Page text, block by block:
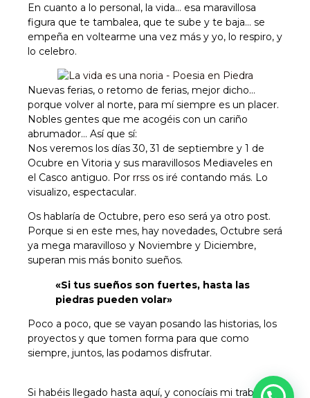
En cuanto a lo personal, la vida… esa maravillosa
figura que te tambalea, que te sube y te baja… se
empeña en voltearme una vez más y yo, lo respiro, y
lo celebro.
Nuevas ferias, o retomo de ferias, mejor dicho…
porque volver al norte, para mí siempre es un placer.
Nobles gentes que me acogéis con un cariño
abrumador… Así que sí:
Nos veremos los días 30, 31 de septiembre y 1 de
Ocubre en Vitoria y sus maravillosos Mediaveles en
el Casco antiguo. Por rrss os iré contando más. Lo
visualizo, espectacular.
Os hablaría de Octubre, pero eso será ya otro post.
Porque si en este mes, hay novedades, Octubre será
ya mega maravilloso y Noviembre y Diciembre,
superan mis más bonito sueños.
«Si tus sueños son fuertes, hasta las
piedras pueden volar»
Poco a poco, que se vayan posando las historias, los
proyectos y que tomen forma para que como
siempre, juntos, las podamos disfrutar.
Si habéis llegado hasta aquí, y conocíais mi trabajo,